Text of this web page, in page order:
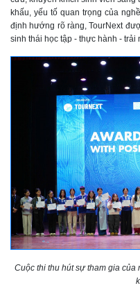
khấu, yếu tố quan trọng của
định hướng rõ ràng, TourNext
sinh thái học tập - thực hành - trải
Cuộc thi thu hút sự tham gia